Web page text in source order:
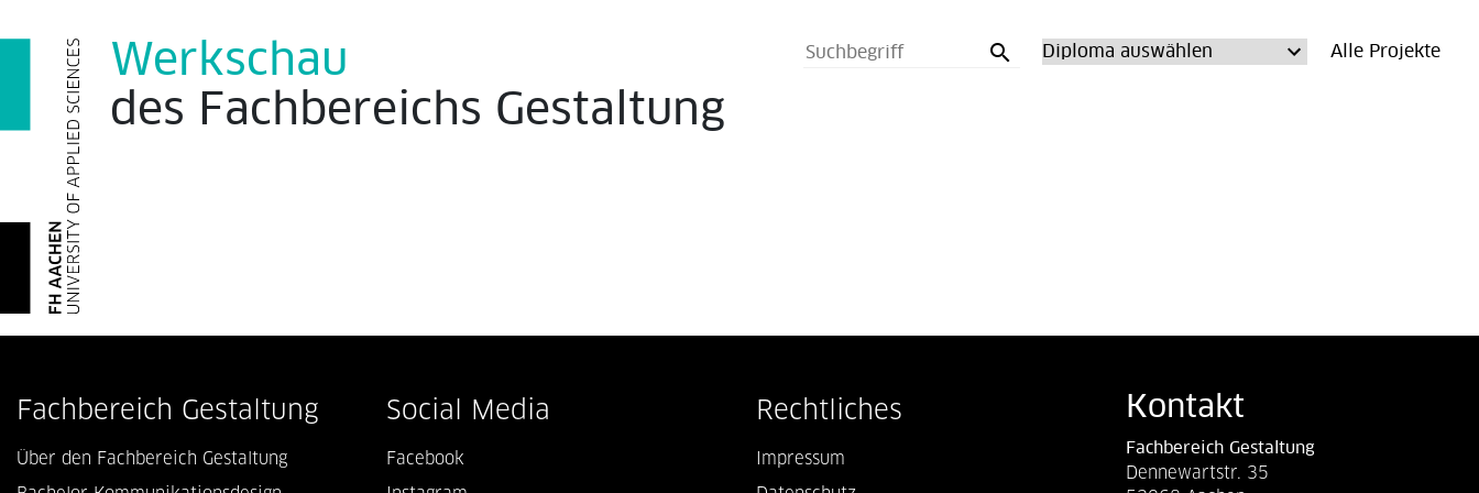
Werkschau
des Fachbereichs Gestaltung
search Alle Projekte
Fachbereich Gestaltung
Über den Fachbereich Gestaltung
Social Media
Facebook
Rechtliches
Impressum
Kontakt
Fachbereich Gestaltung
Dennewartstr. 35